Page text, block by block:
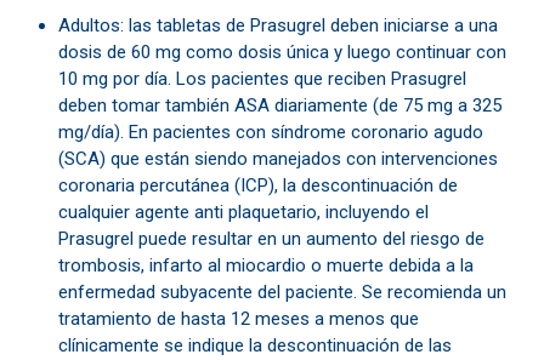
Adultos: las tabletas de Prasugrel deben iniciarse a una
dosis de 60 mg como dosis única y luego continuar con
10 mg por día. Los pacientes que reciben Prasugrel
deben tomar también ASA diariamente (de 75 mg a 325
mg/día). En pacientes con síndrome coronario agudo
(SCA) que están siendo manejados con intervenciones
coronaria percutánea (ICP), la descontinuación de
cualquier agente anti plaquetario, incluyendo el
Prasugrel puede resultar en un aumento del riesgo de
trombosis, infarto al miocardio o muerte debida a la
enfermedad subyacente del paciente. Se recomienda un
tratamiento de hasta 12 meses a menos que
clínicamente se indique la descontinuación de las